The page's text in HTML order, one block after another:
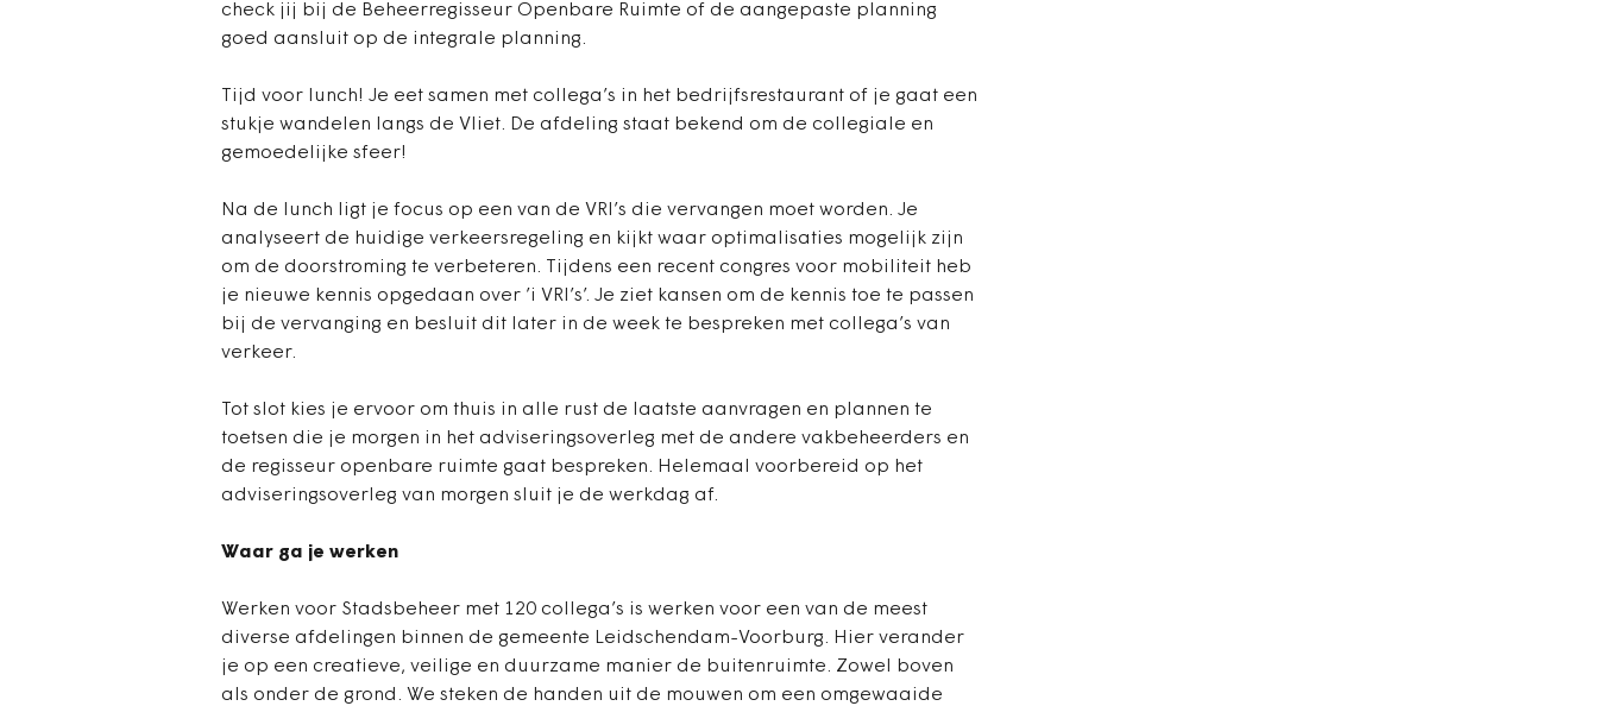
check jij bij de Beheerregisseur Openbare Ruimte of de aangepaste planning
goed aansluit op de integrale planning.
Tijd voor lunch! Je eet samen met collega’s in het bedrijfsrestaurant of je gaat een
stukje wandelen langs de Vliet. De afdeling staat bekend om de collegiale en
gemoedelijke sfeer!
Na de lunch ligt je focus op een van de VRI’s die vervangen moet worden. Je
analyseert de huidige verkeersregeling en kijkt waar optimalisaties mogelijk zijn
om de doorstroming te verbeteren. Tijdens een recent congres voor mobiliteit heb
je nieuwe kennis opgedaan over ’i VRI’s’. Je ziet kansen om de kennis toe te passen
bij de vervanging en besluit dit later in de week te bespreken met collega’s van
verkeer.
Tot slot kies je ervoor om thuis in alle rust de laatste aanvragen en plannen te
toetsen die je morgen in het adviseringsoverleg met de andere vakbeheerders en
de regisseur openbare ruimte gaat bespreken. Helemaal voorbereid op het
adviseringsoverleg van morgen sluit je de werkdag af.
Waar ga je werken
Werken voor Stadsbeheer met 120 collega’s is werken voor een van de meest
diverse afdelingen binnen de gemeente Leidschendam-Voorburg. Hier verander
je op een creatieve, veilige en duurzame manier de buitenruimte. Zowel boven
als onder de grond. We steken de handen uit de mouwen om een omgewaaide